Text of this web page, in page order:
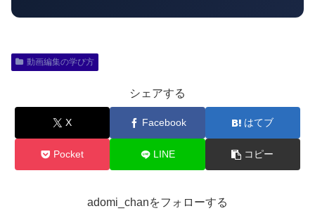
動画編集の学び方
シェアする
X Facebook はてブ
Pocket LINE コピー
adomi_chanをフォローする